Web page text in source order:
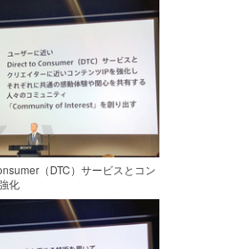
（DTC）サービスとコン
化